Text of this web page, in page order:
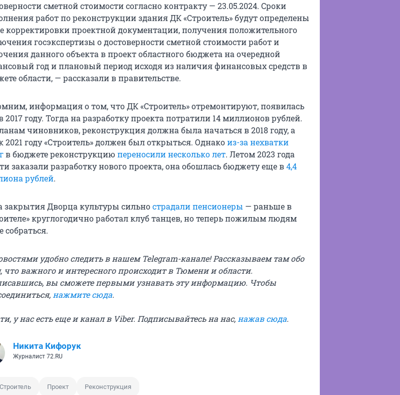
сметной стоимости согласно контракту — 23.05.2024. Сроки
работ по реконструкции здания ДК «Строитель» будут определены
корректировки проектной документации, получения положительного
госэкспертизы о достоверности сметной стоимости работ и
данного объекта в проект областного бюджета на очередной
год и плановый период исходя из наличия финансовых средств в
области, — рассказали в правительстве.
информация о том, что ДК «Строитель» отремонтируют, появилась
2017 году. Тогда на разработку проекта потратили 14 миллионов рублей.
чиновников, реконструкция должна была начаться в 2018 году, а
2021 году «Строитель» должен был открыться. Однакоиз-за нехватки
в бюджете реконструкцию переносили несколько лет. Летом 2023 года
заказали разработку нового проекта, она обошлась бюджету еще в4,4
рублей.
закрытия Дворца культуры сильнострадали пенсионеры — раньше в
круглогодично работал клуб танцев, но теперь пожилым людям
собраться.
удобно следить в нашем Telegram-канале! Рассказываем там обо
что важного и интересного происходит в Тюмени и области.
вы сможете первыми узнавать эту информацию. Чтобы
нажмите сюда.
у нас есть еще и канал в Viber. Подписывайтесь на нас, нажав сюда.
Никита Кифорук
Журналист 72.RU
Проект Реконструкция